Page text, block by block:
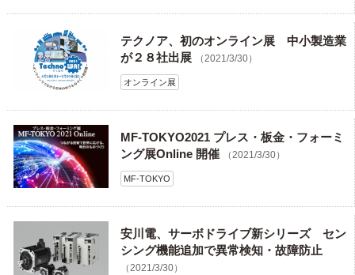
テクノア、初のオンライン展 中小製造業
が２８社出展
（2021/3/30）
オンライン展
MF-TOKYO2021 プレス・板金・フォーミ
ング展Online 開催
（2021/3/30）
MF-TOKYO
安川電、サーボドライブ新シリーズ セン
シング機能追加で異常検知・故障防止
（2021/3/30）